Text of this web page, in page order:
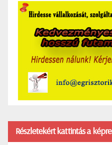
Részletekért kattintás a képre